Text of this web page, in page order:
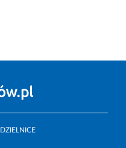
DZIELNICE